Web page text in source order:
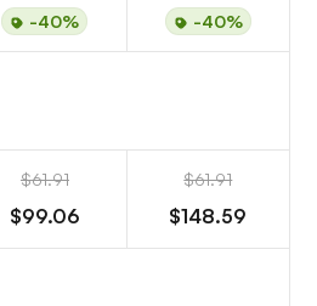
-40% -40%
$61.91
$99.06
$61.91
$148.59